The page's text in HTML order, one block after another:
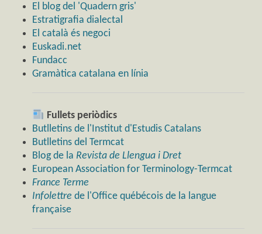
El blog del 'Quadern gris'
Estratigrafia dialectal
El català és negoci
Euskadi.net
Fundacc
Gramàtica catalana en línia
Fullets periòdics
Butlletins de l'Institut d'Estudis Catalans
Butlletins del Termcat
Blog de la Revista de Llengua i Dret
European Association for Terminology-Termcat
France Terme
Infolettre de l'Office québécois de la langue
française